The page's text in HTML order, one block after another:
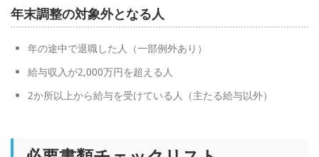
年末調整の対象外となる人
年の途中で退職した人（一部例外あり）
給与収入が2,000万円を超える人
2か所以上から給与を受けている人（主たる給与以外）